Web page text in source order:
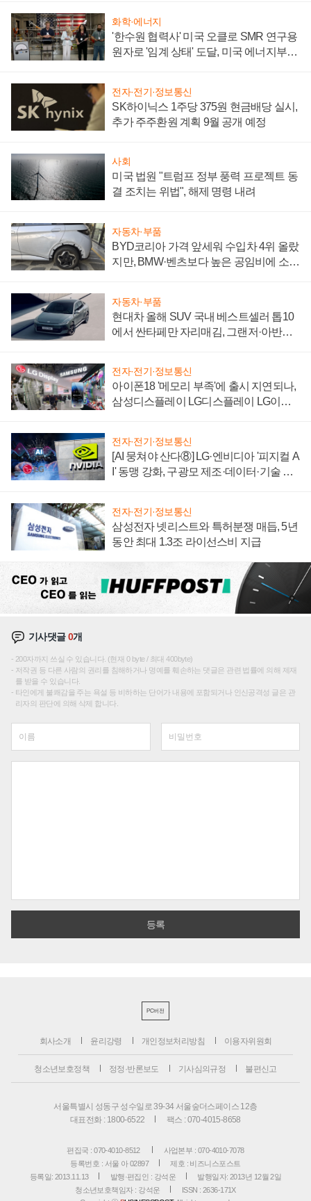
화학·에너지
'한수원 협력사' 미국 오클로 SMR 연구용
원자로 '임계 상태' 도달, 미국 에너지부
전자·전기·정보통신
SK하이닉스 1주당 375원 현금배당 실시,
추가 주주환원 계획 9월 공개 예정
사회
미국 법원 "트럼프 정부 풍력 프로젝트 동
결 조치는 위법", 해제 명령 내려
자동차·부품
BYD코리아 가격 앞세워 수입차 4위 올랐
지만, BMW·벤츠보다 높은 공임비에 소비
자동차·부품
현대차 올해 SUV 국내 베스트셀러 톱10
에서 싼타페만 자리매김, 그랜저·아반떼
전자·전기·정보통신
아이폰18 '메모리 부족'에 출시 지연되나,
삼성디스플레이 LG디스플레이 LG이노
전자·전기·정보통신
[AI 뭉쳐야 산다⑧] LG·엔비디아 '피지컬 A
I' 동맹 강화, 구광모 제조·데이터·기술 결
전자·전기·정보통신
삼성전자 넷리스트와 특허분쟁 매듭, 5년
동안 최대 1.3조 라이선스비 지급
기사댓글0개
200자까지 쓰실 수 있습니다. (현재 0 byte / 최대 400byte)
저작권 등 다른 사람의 권리를 침해하거나 명예를 훼손하는 댓글은 관련 법률에 의해 제재
를 받을 수 있습니다.
타인에게 불쾌감을 주는 욕설 등 비하하는 단어가 내용에 포함되거나 인신공격성 글은 관
리자의 판단에 의해 삭제 합니다.
PC버전
회사소개 윤리강령 개인정보처리방침 이용자위원회
청소년보호정책 정정·반론보도 기사심의규정 불편신고
서울특별시 성동구 성수일로 39-34 서울숲더스페이스 12층
대표전화 : 1800-6522
팩스 : 070-4015-8658
편집국 : 070-4010-8512
사업본부 : 070-4010-7078
등록번호 : 서울 아 02897
제호 : 비즈니스포스트
등록일: 2013.11.13
발행·편집인 : 강석운
발행일자: 2013년 12월 2일
청소년보호책임자 : 강석운
ISSN : 2636-171X